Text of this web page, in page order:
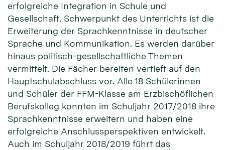
erfolgreiche Integration in Schule und
Gesellschaft. Schwerpunkt des Unterrichts ist die
Erweiterung der Sprachkenntnisse in deutscher
Sprache und Kommunikation. Es werden darüber
hinaus politisch-gesellschaftliche Themen
vermittelt. Die Fächer bereiten vertieft auf den
Hauptschulabschluss vor. Alle 18 Schülerinnen
und Schüler der FFM-Klasse am Erzbischöflichen
Berufskolleg konnten im Schuljahr 2017/2018 ihre
Sprachkenntnisse erweitern und haben eine
erfolgreiche Anschlussperspektiven entwickelt.
Auch im Schuljahr 2018/2019 führt das